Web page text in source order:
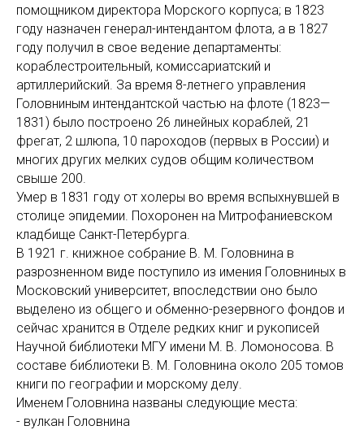
помощником директора Морского корпуса; в 1823
году назначен генерал-интендантом флота, а в 1827
году получил в свое ведение департаменты:
кораблестроительный, комиссариатский и
артиллерийский. За время 8-летнего управления
Головниным интендантской частью на флоте (1823—
1831) было построено 26 линейных кораблей, 21
фрегат, 2 шлюпа, 10 пароходов (первых в России) и
многих других мелких судов общим количеством
свыше 200.
Умер в 1831 году от холеры во время вспыхнувшей в
столице эпидемии. Похоронен на Митрофаниевском
кладбище Санкт-Петербурга.
В 1921 г. книжное собрание В. М. Головнина в
разрозненном виде поступило из имения Головниных в
Московский университет, впоследствии оно было
выделено из общего и обменно-резервного фондов и
сейчас хранится в Отделе редких книг и рукописей
Научной библиотеки МГУ имени М. В. Ломоносова. В
составе библиотеки В. М. Головнина около 205 томов
книги по географии и морскому делу.
Именем Головнина названы следующие места:
- вулкан Головнина